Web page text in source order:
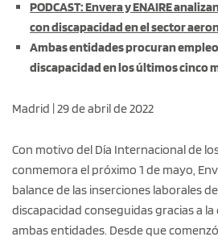
PODCAST: Envera y ENAIRE
con discapacidad en el sector
Ambas entidades procuran
discapacidad en los últimos cinco
Madrid | 29 de abril de 2022
Con motivo del Día Internacional de
conmemora el próximo 1 de mayo,
balance de las inserciones laborales
discapacidad conseguidas gracias a
ambas entidades. Desde que